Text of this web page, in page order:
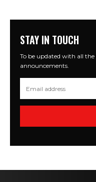
STAY IN TOUCH
To be updated with all the
announcements.